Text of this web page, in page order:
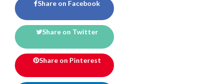
Share on Facebook
Share on Twitter
Share on Pinterest